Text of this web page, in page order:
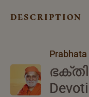
description